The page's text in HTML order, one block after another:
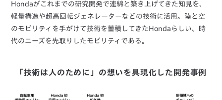
Hondaがこれまでの研究開発で連綿と築き上げてきた知見を、
軽量構造や超高回転ジェネレーターなどの技術に活用。陸と空
のモビリティを手がけて技術を蓄積してきたHondaらしい、時
代のニーズを先取りしたモビリティである。
「技術は人のために」の想いを具現化した開発事例